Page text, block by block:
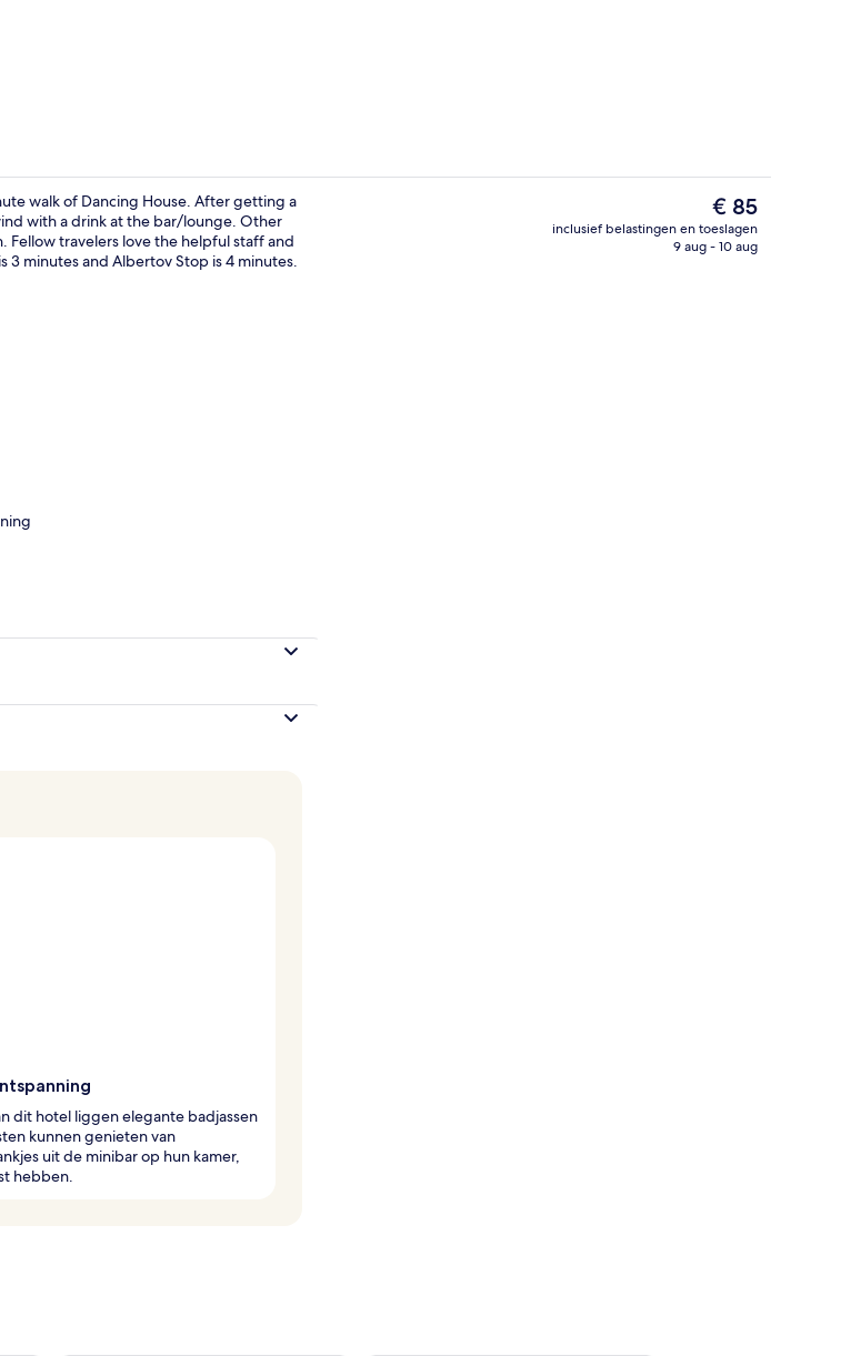
Snackbar Superior tweepersoonskamer, terras |
walk of Dancing House. After getting a
with a drink at the bar/lounge. Other
Fellow travelers love the helpful staff and
3 minutes and Albertov Stop is 4 minutes.
De
huidige
prijs
€ 85
inclusief belastingen en toeslagen
9 aug - 10 aug
dit hotel liggen elegante badjassen
kunnen genieten van
uit de minibar op hun kamer,
hebben.